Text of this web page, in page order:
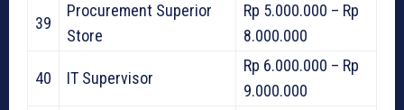
39
Procurement Superior
Store
Rp 5.000.000 – Rp
8.000.000
40 IT Supervisor
Rp 6.000.000 – Rp
9.000.000